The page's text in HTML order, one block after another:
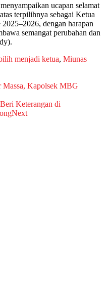
ucapan selamat
terpilihnya sebagai Ketua
dengan harapan
semangat perubahan dan
menjadi ketua, Miunas
Kapolsek MBG
Keterangan di
Next